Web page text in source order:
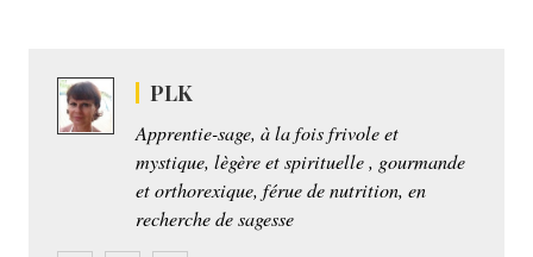
PLK
Apprentie-sage, à la fois frivole et
mystique, lègère et spirituelle , gourmande
et orthorexique, férue de nutrition, en
recherche de sagesse